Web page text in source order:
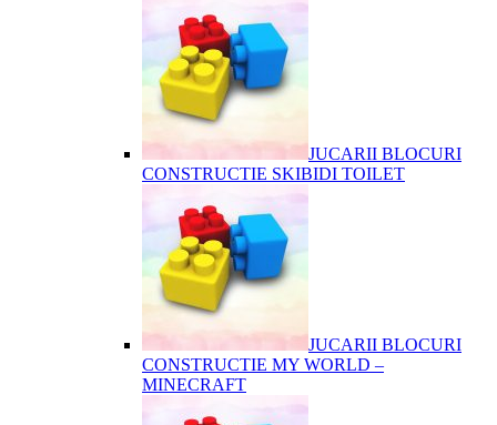
JUCARII BLOCURI
CONSTRUCTIE SKIBIDI TOILET
JUCARII BLOCURI
CONSTRUCTIE MY WORLD –
MINECRAFT